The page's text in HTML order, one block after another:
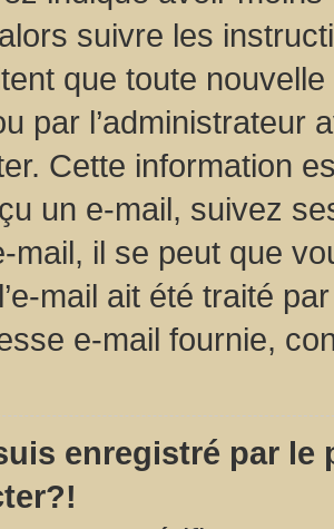
suivre les
que toute
par l’administrateur
Cette information
un e-mail, suivez
mail, il se peut que
mail ait été traité
e-mail fournie,
enregistré par le